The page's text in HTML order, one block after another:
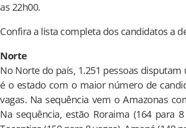
as 22h00.
Confira a lista completa dos candidatos a
Norte
No Norte do país, 1.251 pessoas
é o estado com o maior número de
vagas. Na sequência vem o Amazonas
Na sequência, estão Roraima (164 para